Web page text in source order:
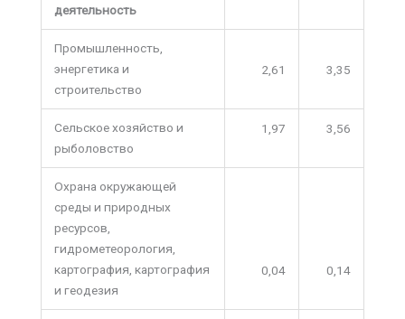
деятельность
Промышленность,
энергетика и
строительство
2,61 3,35
Сельское хозяйство и
рыболовство
1,97 3,56
Охрана окружающей
среды и природных
ресурсов,
гидрометеорология,
картография, картография
и геодезия
0,04 0,14